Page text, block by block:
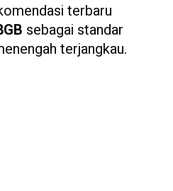
terbaru
sebagai standar
terjangkau.